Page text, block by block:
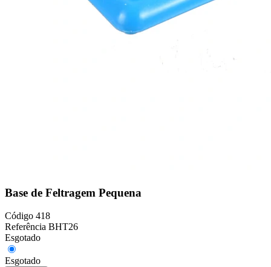
Base de Feltragem Pequena
Código 418
Referência BHT26
Esgotado
Esgotado